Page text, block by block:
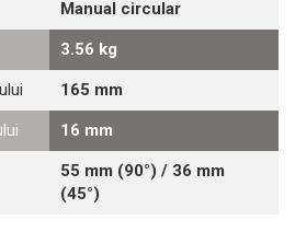
Manual circular
3.56 kg
165 mm
16 mm
55 mm (90°) / 36 mm
(45°)